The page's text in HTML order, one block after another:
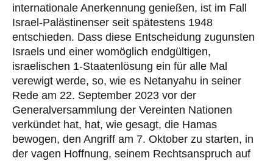
internationale Anerkennung genießen, ist im Fall
Israel-Palästinenser seit spätestens 1948
entschieden. Dass diese Entscheidung zugunsten
Israels und einer womöglich endgültigen,
israelischen 1-Staatenlösung ein für alle Mal
verewigt werde, so, wie es Netanyahu in seiner
Rede am 22. September 2023 vor der
Generalversammlung der Vereinten Nationen
verkündet hat, hat, wie gesagt, die Hamas
bewogen, den Angriff am 7. Oktober zu starten, in
der vagen Hoffnung, seinem Rechtsanspruch auf